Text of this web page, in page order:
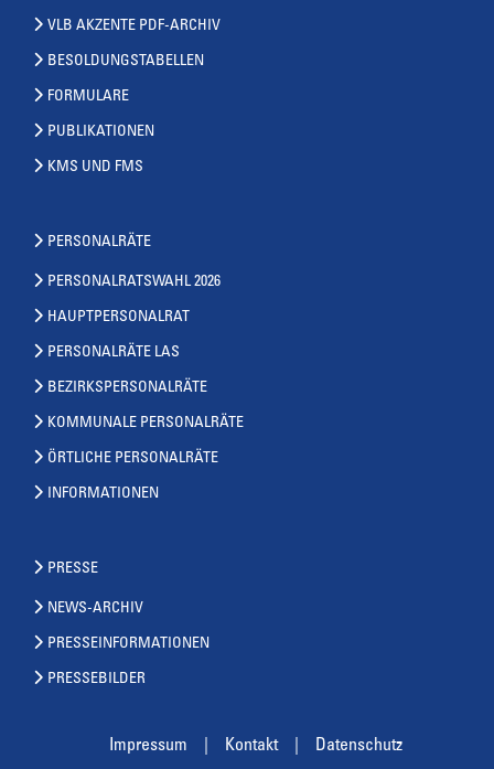
VLB AKZENTE PDF-ARCHIV
BESOLDUNGSTABELLEN
FORMULARE
PUBLIKATIONEN
KMS UND FMS
PERSONALRÄTE
PERSONALRATSWAHL 2026
HAUPTPERSONALRAT
PERSONALRÄTE LAS
BEZIRKSPERSONALRÄTE
KOMMUNALE PERSONALRÄTE
ÖRTLICHE PERSONALRÄTE
INFORMATIONEN
PRESSE
NEWS-ARCHIV
PRESSEINFORMATIONEN
PRESSEBILDER
Impressum Kontakt Datenschutz